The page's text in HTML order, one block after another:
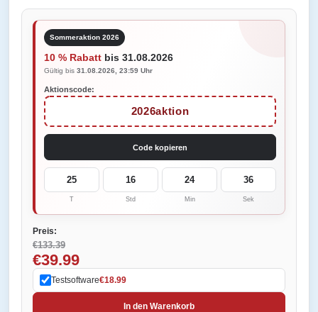
Sommeraktion 2026
10 % Rabatt bis 31.08.2026
Gültig bis 31.08.2026, 23:59 Uhr
Aktionscode:
2026aktion
Code kopieren
25
T
16
Std
24
Min
36
Sek
Preis:
€133.39
€39.99
Testsoftware€18.99
In den Warenkorb